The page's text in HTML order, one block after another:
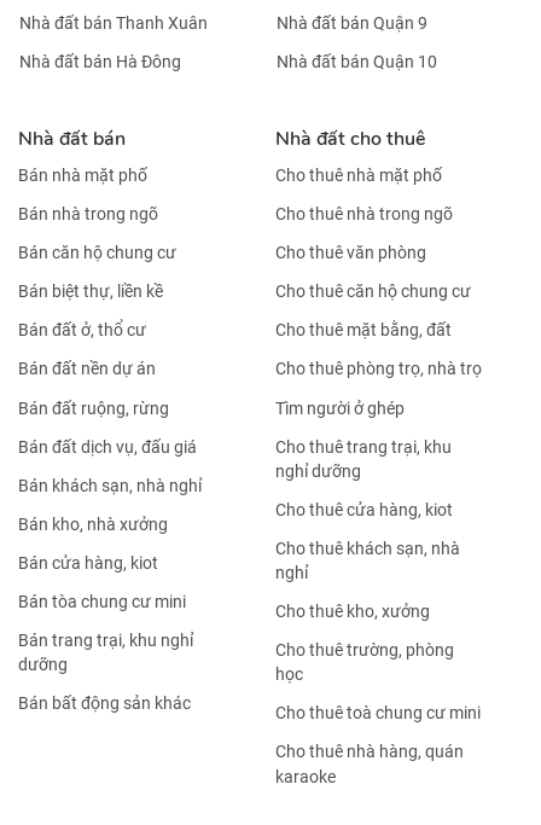
Nhà đất bán Thanh Xuân
Nhà đất bán Hà Đông
Nhà đất bán Quận 9
Nhà đất bán Quận 10
Nhà đất bán
Bán nhà mặt phố
Bán nhà trong ngõ
Bán căn hộ chung cư
Bán biệt thự, liền kề
Bán đất ở, thổ cư
Bán đất nền dự án
Bán đất ruộng, rừng
Bán đất dịch vụ, đấu giá
Bán khách sạn, nhà nghỉ
Bán kho, nhà xưởng
Bán cửa hàng, kiot
Bán tòa chung cư mini
Bán trang trại, khu nghỉ
dưỡng
Bán bất động sản khác
Nhà đất cho thuê
Cho thuê nhà mặt phố
Cho thuê nhà trong ngõ
Cho thuê văn phòng
Cho thuê căn hộ chung cư
Cho thuê mặt bằng, đất
Cho thuê phòng trọ, nhà trọ
Tìm người ở ghép
Cho thuê trang trại, khu
nghỉ dưỡng
Cho thuê cửa hàng, kiot
Cho thuê khách sạn, nhà
nghỉ
Cho thuê kho, xưởng
Cho thuê trường, phòng
học
Cho thuê toà chung cư mini
Cho thuê nhà hàng, quán
karaoke